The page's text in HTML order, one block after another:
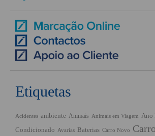
Etiquetas
Acidentes ambiente Animais Animais em Viagem Ano
Condicionado
Avarias Baterias Carro Novo